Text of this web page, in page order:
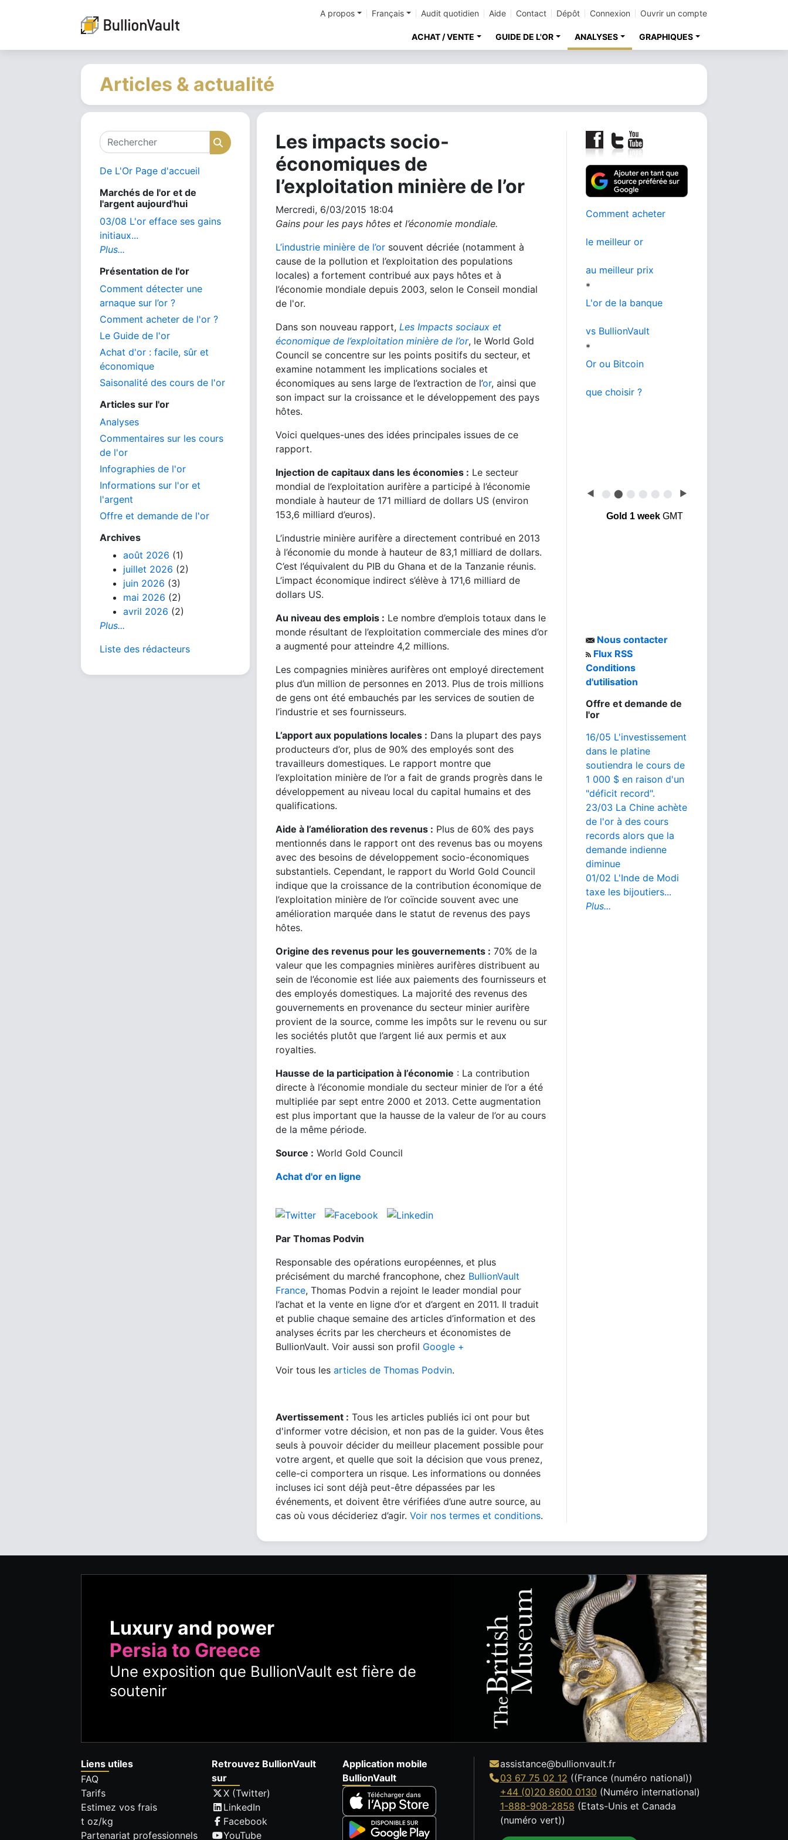
A propos Français Audit quotidien Aide Contact Dépôt Connexion Ouvrir un compte
ACHAT / VENTE GUIDE DE L'OR ANALYSES GRAPHIQUES
Articles & actualité
Rechercher Rechercher
De L'Or Page d'accueil
Marchés de l'or et de
l'argent aujourd'hui
03/08 L'or efface ses gains
initiaux...
Plus...
Présentation de l'or
Comment détecter une
arnaque sur l’or ?
Comment acheter de l'or ?
Le Guide de l'or
Achat d'or : facile, sûr et
économique
Saisonalité des cours de l'or
Articles sur l'or
Analyses
Commentaires sur les cours
de l'or
Infographies de l'or
Informations sur l'or et
l'argent
Offre et demande de l'or
Archives
août 2026 (1)
juillet 2026 (2)
juin 2026 (3)
mai 2026 (2)
avril 2026 (2)
Plus...
Liste des rédacteurs
Les impacts socio-
économiques de
l’exploitation minière de l’or
Mercredi, 6/03/2015 18:04
Gains pour les pays hôtes et l’économie mondiale.
L’industrie minière de l’or souvent décriée (notamment à
cause de la pollution et l’exploitation des populations
locales) a fortement contribué aux pays hôtes et à
l’économie mondiale depuis 2003, selon le Conseil mondial
de l'or.
Dans son nouveau rapport, Les Impacts sociaux et
économique de l’exploitation minière de l’or, le World Gold
Council se concentre sur les points positifs du secteur, et
examine notamment les implications sociales et
économiques au sens large de l’extraction de l’or, ainsi que
son impact sur la croissance et le développement des pays
hôtes.
Voici quelques-unes des idées principales issues de ce
rapport.
Injection de capitaux dans les économies : Le secteur
mondial de l’exploitation aurifère a participé à l’économie
mondiale à hauteur de 171 milliard de dollars US (environ
153,6 milliard d’euros).
L’industrie minière aurifère a directement contribué en 2013
à l’économie du monde à hauteur de 83,1 milliard de dollars.
C’est l’équivalent du PIB du Ghana et de la Tanzanie réunis.
L’impact économique indirect s’élève à 171,6 milliard de
dollars US.
Au niveau des emplois : Le nombre d’emplois totaux dans le
monde résultant de l’exploitation commerciale des mines d’or
a augmenté pour atteindre 4,2 millions.
Les compagnies minières aurifères ont employé directement
plus d’un million de personnes en 2013. Plus de trois millions
de gens ont été embauchés par les services de soutien de
l’industrie et ses fournisseurs.
L’apport aux populations locales : Dans la plupart des pays
producteurs d’or, plus de 90% des employés sont des
travailleurs domestiques. Le rapport montre que
l’exploitation minière de l’or a fait de grands progrès dans le
développement au niveau local du capital humains et des
qualifications.
Aide à l’amélioration des revenus : Plus de 60% des pays
mentionnés dans le rapport ont des revenus bas ou moyens
avec des besoins de développement socio-économiques
substantiels. Cependant, le rapport du World Gold Council
indique que la croissance de la contribution économique de
l’exploitation minière de l’or coïncide souvent avec une
amélioration marquée dans le statut de revenus des pays
hôtes.
Origine des revenus pour les gouvernements : 70% de la
valeur que les compagnies minières aurifères distribuent au
sein de l’économie est liée aux paiements des fournisseurs et
des employés domestiques. La majorité des revenus des
gouvernements en provenance du secteur minier aurifère
provient de la source, comme les impôts sur le revenu ou sur
les sociétés plutôt que l’argent lié aux permis et aux
royalties.
Hausse de la participation à l’économie : La contribution
directe à l’économie mondiale du secteur minier de l’or a été
multipliée par sept entre 2000 et 2013. Cette augmentation
est plus important que la hausse de la valeur de l’or au cours
de la même période.
Source : World Gold Council
Achat d'or en ligne
Par Thomas Podvin
Responsable des opérations européennes, et plus
précisément du marché francophone, chez BullionVault
France, Thomas Podvin a rejoint le leader mondial pour
l’achat et la vente en ligne d’or et d’argent en 2011. Il traduit
et publie chaque semaine des articles d’information et des
analyses écrits par les chercheurs et économistes de
BullionVault. Voir aussi son profil Google +
Voir tous les articles de Thomas Podvin.
Avertissement : Tous les articles publiés ici ont pour but
d'informer votre décision, et non pas de la guider. Vous êtes
seuls à pouvoir décider du meilleur placement possible pour
votre argent, et quelle que soit la décision que vous prenez,
celle-ci comportera un risque. Les informations ou données
incluses ici sont déjà peut-être dépassées par les
événements, et doivent être vérifiées d’une autre source, au
cas où vous décideriez d’agir. Voir nos termes et conditions.
Comment acheter
le meilleur or
au meilleur prix
*
L'or de la banque
vs BullionVault
*
Or ou Bitcoin
que choisir ?
◀ ⬤ ⬤ ⬤ ⬤ ⬤ ⬤ ▶
Gold 1 weekGMT
Nous contacter
Flux RSS
Conditions
d'utilisation
Offre et demande de
l'or
16/05 L'investissement
dans le platine
soutiendra le cours de
1 000 $ en raison d'un
"déficit record".
23/03 La Chine achète
de l'or à des cours
records alors que la
demande indienne
diminue
01/02 L'Inde de Modi
taxe les bijoutiers...
Plus...
Luxury and power
Persia to Greece
Une exposition que BullionVault est fière de
soutenir
Liens utiles
FAQ
Tarifs
Estimez vos frais
t oz/kg
Partenariat professionnels
Retrouvez BullionVault
sur
X (Twitter)
LinkedIn
Facebook
YouTube
Application mobile
BullionVault
assistance@bullionvault.fr
03 67 75 02 12 ((France (numéro national))
+44 (0)20 8600 0130 (Numéro international)
1-888-908-2858 (Etats-Unis et Canada
(numéro vert))